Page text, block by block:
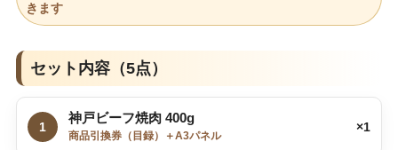
きます
セット内容（5点）
1
神戸ビーフ焼肉 400g
商品引換券（目録）＋A3パネル
×1